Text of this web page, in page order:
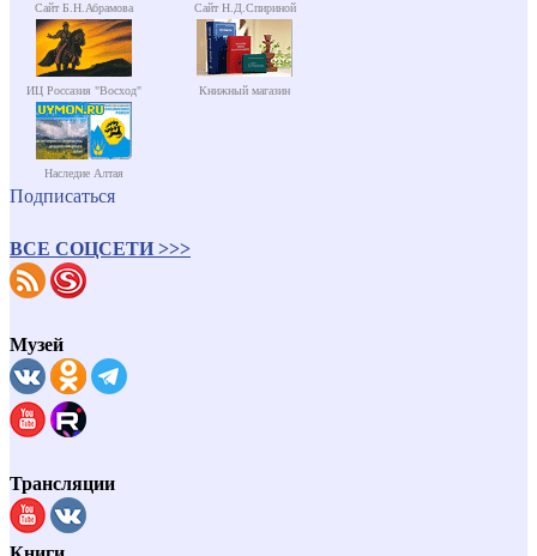
Сайт Б.Н.Абрамова Сайт Н.Д.Спириной
ИЦ Россазия "Восход" Книжный магазин
Наследие Алтая
Подписаться
ВСЕ СОЦСЕТИ >>>
Музей
Трансляции